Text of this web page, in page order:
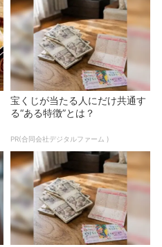
宝くじが当たる人にだけ共通す
る“ある特徴”とは？
PR(合同会社デジタルファーム )